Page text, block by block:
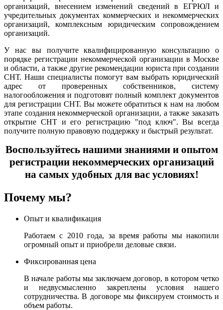
организаций, внесением изменений сведений в ЕГРЮЛ и
учредительных документах коммерческих и некоммерческих
организаций, комплексным юридическим сопровождением
организаций.
У нас вы получите квалифицированную консультацию о
порядке регистрации некоммерческой организации в Москве
и области, а также другие рекомендации юриста при создании
СНТ. Наши специалисты помогут вам выбрать юридический
адрес от проверенных собственников, систему
налогообложения и подготовят полный комплект документов
для регистрации СНТ. Вы можете обратиться к нам на любом
этапе создания некоммерческой организации, а также заказать
открытие СНТ и его регистрацию "под ключ". Вы всегда
получите полную правовую поддержку и быстрый результат.
Воспользуйтесь нашими знаниями и опытом
регистрации некоммерческих организаций
на самых удобных для вас условиях!
Почему мы?
Опыт и квалификация
Работаем с 2010 года, за время работы мы накопили
огромный опыт и приобрели деловые связи.
Фиксированная цена
В начале работы мы заключаем договор, в котором четко
и недвусмысленно закреплены условия нашего
сотрудничества. В договоре мы фиксируем стоимость и
объем работы.